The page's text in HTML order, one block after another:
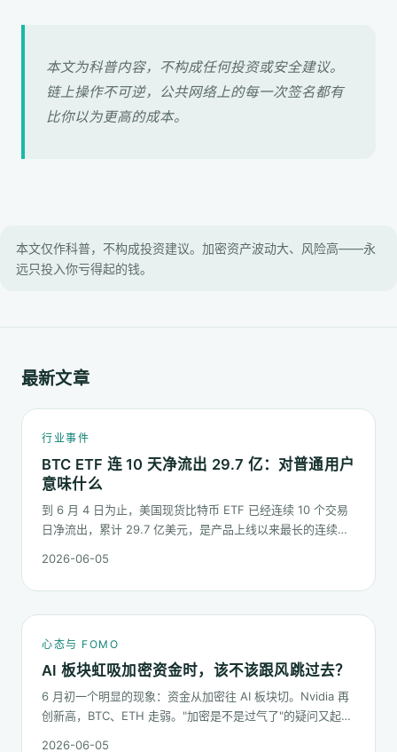
本文为科普内容，不构成任何投资或安全建议。
链上操作不可逆，公共网络上的每一次签名都有
比你以为更高的成本。
本文仅作科普，不构成投资建议。加密资产波动大、风险高——永
远只投入你亏得起的钱。
最新文章
行业事件
BTC ETF 连 10 天净流出 29.7 亿：对普通用户
意味什么
到 6 月 4 日为止，美国现货比特币 ETF 已经连续 10 个交易
日净流出，累计 29.7 亿美元，是产品上线以来最长的连续流
2026-06-05
心态与 FOMO
AI 板块虹吸加密资金时，该不该跟风跳过去？
6 月初一个明显的现象：资金从加密往 AI 板块切。Nvidia 再
创新高，BTC、ETH 走弱。"加密是不是过气了"的疑问又起来
2026-06-05